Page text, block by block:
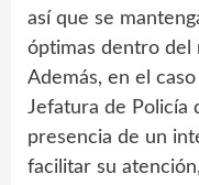
así que se
óptimas dentro del
Además, en el
Jefatura de Policía
presencia de un
facilitar su